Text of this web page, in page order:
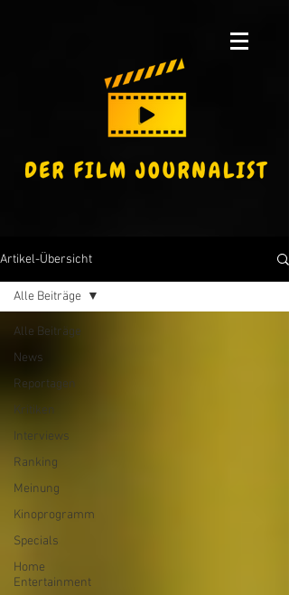
Artikel-Übersicht
Alle Beiträge
News
Reportagen
Kritiken
Interviews
Ranking
Meinung
Kinoprogramm
Specials
Home
Entertainment
Alle Beiträge